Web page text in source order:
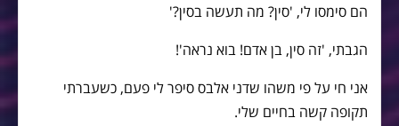
הם סימסו לי, 'סין? מה תעשה בסין?'
הגבתי, 'זה סין, בן אדם! בוא נראה'!
אני חי על פי משהו שדני אלבס סיפר לי פעם, כשעברתי
תקופה קשה בחיים שלי.